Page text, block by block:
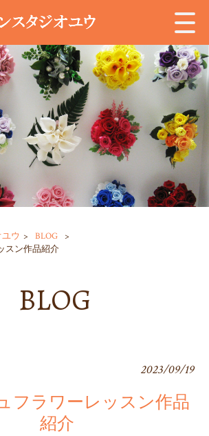
ウ > BLOG
>
スン作品紹介
BLOG
2023/09/19
フラワーレッスン作品
紹介